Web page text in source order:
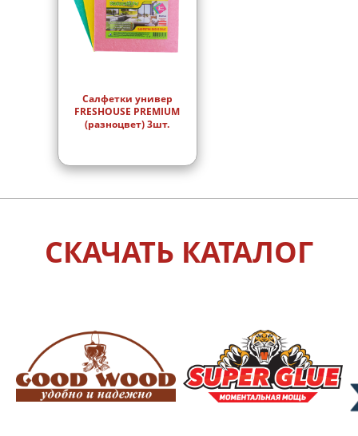
Салфетки универ
FRESHOUSE PREMIUM
(разноцвет) 3шт.
СКАЧАТЬ КАТАЛОГ